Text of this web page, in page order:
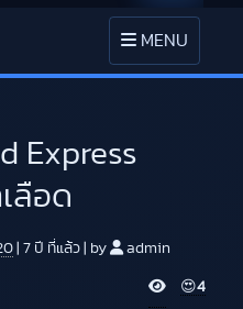
TOGGLE
NAVIGATION
MENU
Express
ลือด
7 ปี ที่แล้ว by admin
V 😍4